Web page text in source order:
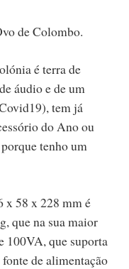
de Colombo.
é terra de
áudio e de um
tem já
do Ano ou
tenho um
x 58 x 228 mm é
que na sua maior
100VA, que suporta
fonte de alimentação